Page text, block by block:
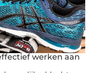
werken aan